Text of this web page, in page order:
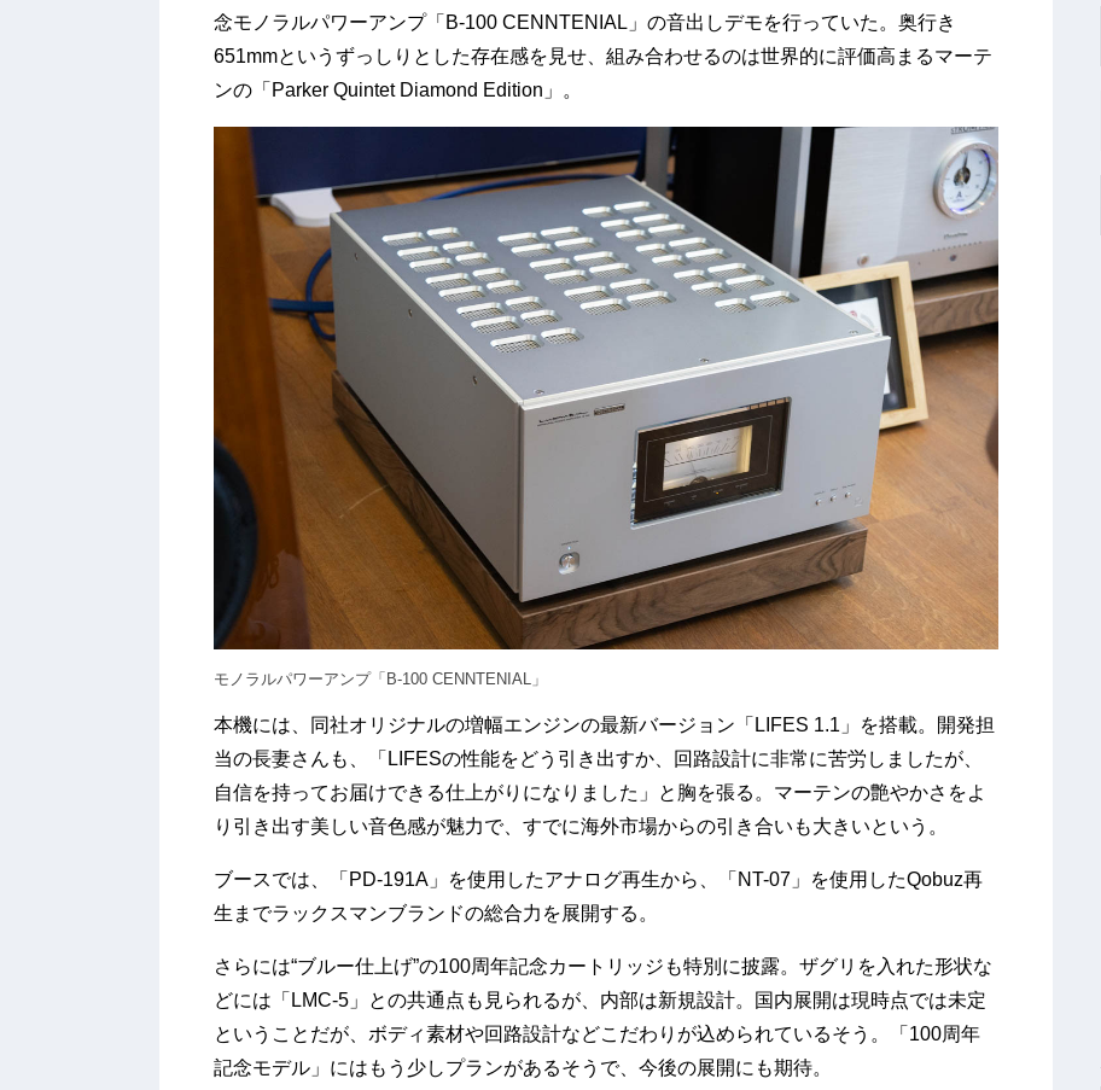
念モノラルパワーアンプ「B-100 CENNTENIAL」の音出しデモを行っていた。奥行き
651mmというずっしりとした存在感を見せ、組み合わせるのは世界的に評価高まるマーテ
ンの「Parker Quintet Diamond Edition」。
モノラルパワーアンプ「B-100 CENNTENIAL」
本機には、同社オリジナルの増幅エンジンの最新バージョン「LIFES 1.1」を搭載。開発担
当の長妻さんも、「LIFESの性能をどう引き出すか、回路設計に非常に苦労しましたが、
自信を持ってお届けできる仕上がりになりました」と胸を張る。マーテンの艶やかさをよ
り引き出す美しい音色感が魅力で、すでに海外市場からの引き合いも大きいという。
ブースでは、「PD-191A」を使用したアナログ再生から、「NT-07」を使用したQobuz再
生までラックスマンブランドの総合力を展開する。
さらには“ブルー仕上げ”の100周年記念カートリッジも特別に披露。ザグリを入れた形状な
どには「LMC-5」との共通点も見られるが、内部は新規設計。国内展開は現時点では未定
ということだが、ボディ素材や回路設計などこだわりが込められているそう。「100周年
記念モデル」にはもう少しプランがあるそうで、今後の展開にも期待。